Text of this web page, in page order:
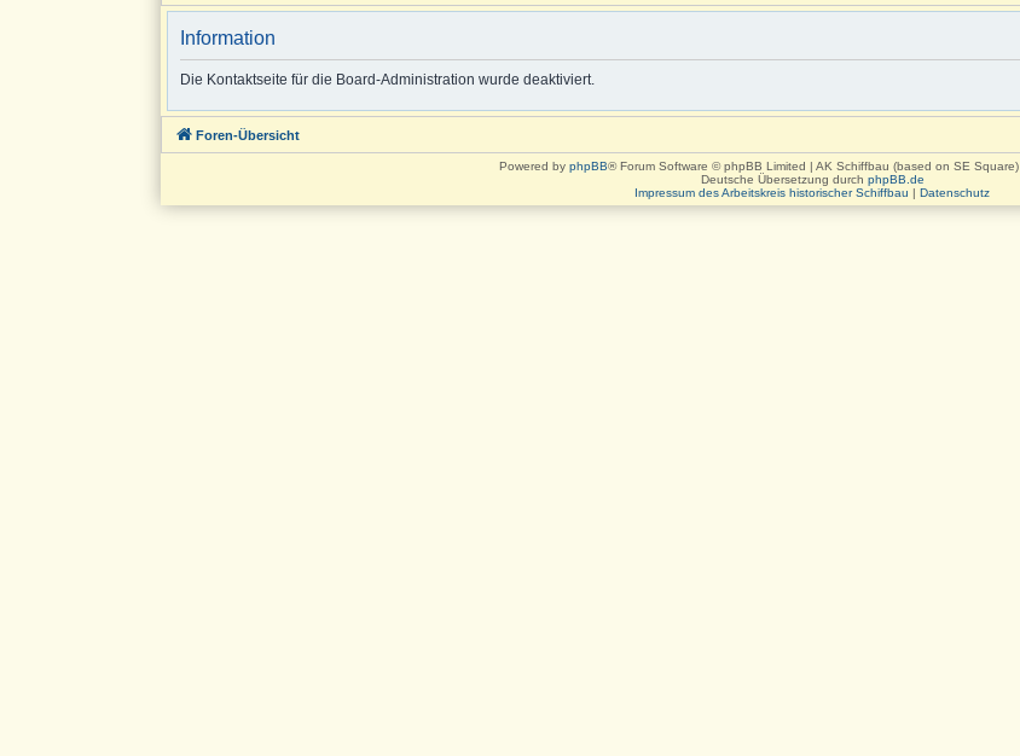
Information
Die Kontaktseite für die Board-Administration wurde deaktiviert.
Foren-Übersicht
Powered by phpBB® Forum Software © phpBB Limited | AK Schiffbau (based on SE Square)
Deutsche Übersetzung durch phpBB.de
Impressum des Arbeitskreis historischer Schiffbau | Datenschutz